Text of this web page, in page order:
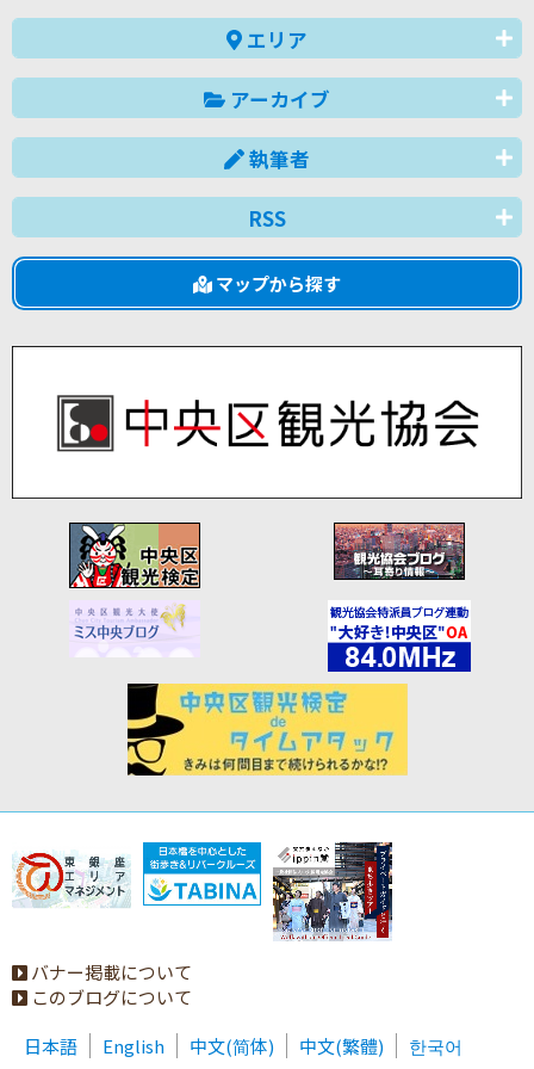
エリア
アーカイブ
執筆者
RSS
マップから探す
バナー掲載について
このブログについて
日本語
English 中文(简体) 中文(繁體)
한국어